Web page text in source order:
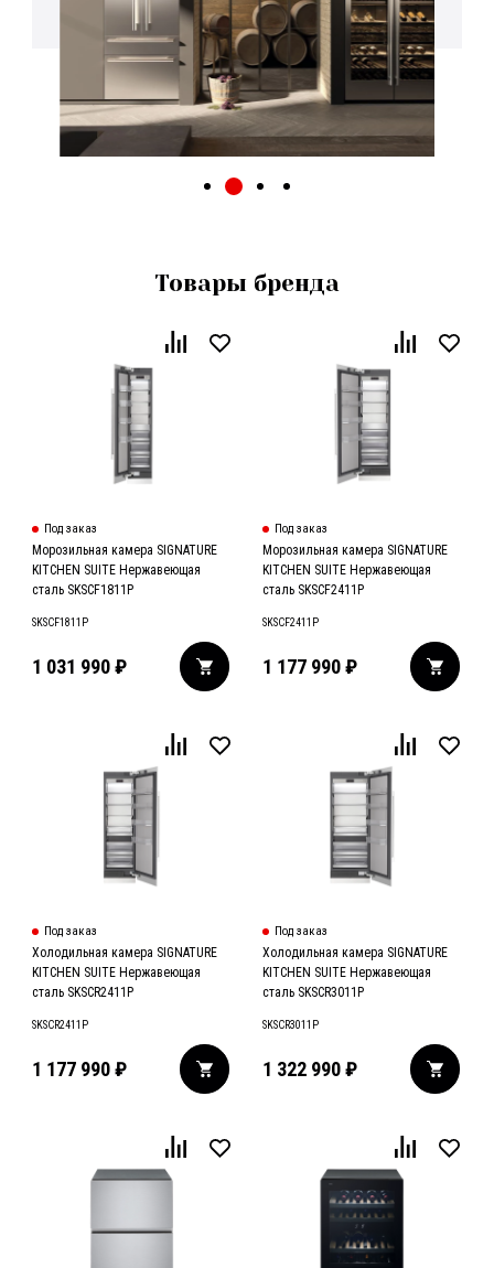
Товары бренда
Под заказ
Морозильная камера SIGNATURE
KITCHEN SUITE Нержавеющая
сталь SKSCF1811P
SKSCF1811P
1 031 990₽
Под заказ
Морозильная камера SIGNATURE
KITCHEN SUITE Нержавеющая
сталь SKSCF2411P
SKSCF2411P
1 177 990 ₽
Под заказ
Холодильная камера SIGNATURE
KITCHEN SUITE Нержавеющая
сталь SKSCR2411P
SKSCR2411P
1 177 990₽
Под заказ
Холодильная камера SIGNATURE
KITCHEN SUITE Нержавеющая
сталь SKSCR3011P
SKSCR3011P
1 322 990 ₽